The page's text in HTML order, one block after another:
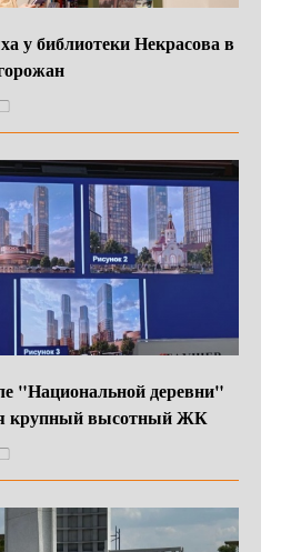
у библиотеки Некрасова в
"Национальной деревни"
крупный высотный ЖК